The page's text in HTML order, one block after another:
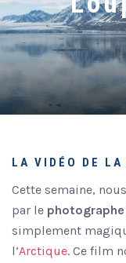
LA VIDÉO DE LA
Cette semaine,
par le
simplement
l’Arctique. Ce film